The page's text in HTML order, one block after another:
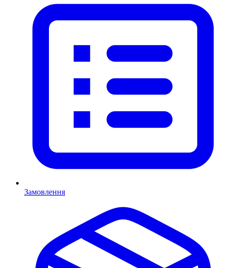
Замовлення